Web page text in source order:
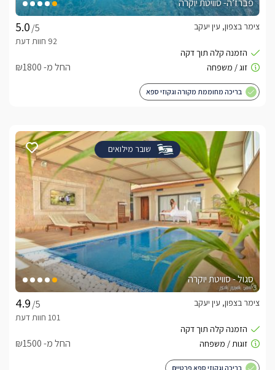
פברז’ה- סוויטת יוקרה
/5
צימר בצפון, עין יעקב
החל מ- ₪1800
בריכה מחוממת מקורה וגקוזי ספא
שובר מילואים
סגול - סוויטת יוקרה
/5
צימר בצפון, עין יעקב
החל מ- ₪1500
בריכה וגקוזי ספא פרטיים